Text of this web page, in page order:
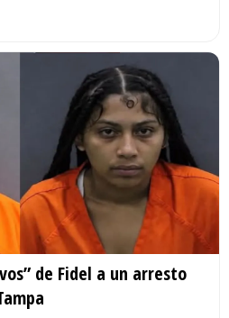
de Fidel a un arresto